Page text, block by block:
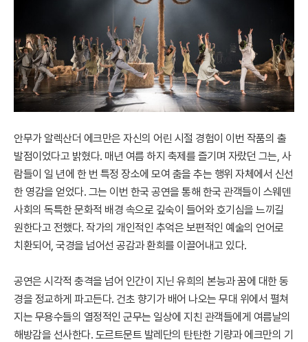
안무가 알렉산더 에크만은 자신의 어린 시절 경험이 이번 작품의 출
발점이었다고 밝혔다. 매년 여름 하지 축제를 즐기며 자랐던 그는, 사
람들이 일 년에 한 번 특정 장소에 모여 춤을 추는 행위 자체에서 신선
한 영감을 얻었다. 그는 이번 한국 공연을 통해 한국 관객들이 스웨덴
사회의 독특한 문화적 배경 속으로 깊숙이 들어와 호기심을 느끼길
원한다고 전했다. 작가의 개인적인 추억은 보편적인 예술의 언어로
치환되어, 국경을 넘어선 공감과 환희를 이끌어내고 있다.
공연은 시각적 충격을 넘어 인간이 지닌 유희의 본능과 꿈에 대한 동
경을 정교하게 파고든다. 건초 향기가 배어 나오는 무대 위에서 펼쳐
지는 무용수들의 열정적인 군무는 일상에 지친 관객들에게 여름날의
해방감을 선사한다. 도르트문트 발레단의 탄탄한 기량과 에크만의 기